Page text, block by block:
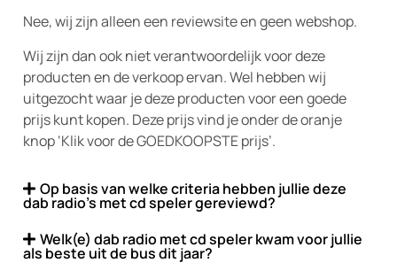
Nee, wij zijn alleen een reviewsite en geen webshop.
Wij zijn dan ook niet verantwoordelijk voor deze
producten en de verkoop ervan. Wel hebben wij
uitgezocht waar je deze producten voor een goede
prijs kunt kopen. Deze prijs vind je onder de oranje
knop ‘Klik voor de GOEDKOOPSTE prijs’.
Op basis van welke criteria hebben jullie deze
dab radio's met cd speler gereviewd?
Welk(e) dab radio met cd speler kwam voor jullie
als beste uit de bus dit jaar?